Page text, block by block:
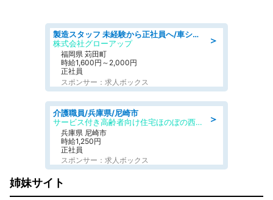
＞
製造スタッフ 未経験から正社員へ/車シートの組立 土日休·2交替で稼ぐ
株式会社グローアップ
福岡県 苅田町
時給1,600円～2,000円
正社員
スポンサー：求人ボックス
＞
介護職員/兵庫県/尼崎市
サービス付き高齢者向け住宅ほのぼの西難波弐番館
兵庫県 尼崎市
時給1,250円
正社員
スポンサー：求人ボックス
姉妹サイト